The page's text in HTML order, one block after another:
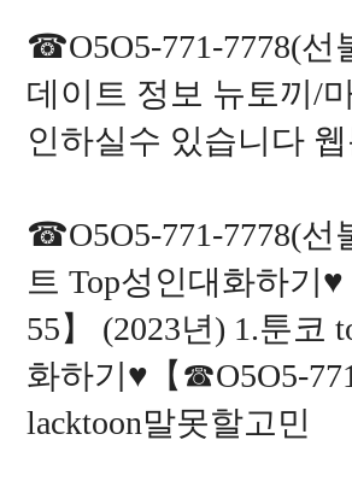
☎O5O5-771-7778(선
데이트 정보 뉴토끼/
인하실수 있습니다
☎O5O5-771-7778(선
트 Top성인대화하기
55】 (2023년) 1.툰코
화하기♥【☎O5O5-
lacktoon말못할고민